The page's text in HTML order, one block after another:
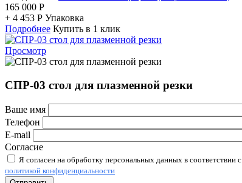
165 000 Р
+ 4 453 Р Упаковка
Подробнее Купить в 1 клик
Просмотр
СПР-03 стол для плазменной резки
Ваше имя
Телефон
E-mail
Согласие
Я согласен на обработку персональных данных в соответствии с
политикой конфиденциальности